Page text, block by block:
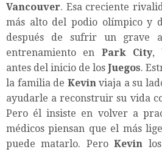
Vancouver. Esa creciente
más alto del podio olímpico y
después de sufrir un grave
entrenamiento en Park City,
antes del inicio de los Juegos.
la familia de Kevinviaja a su
ayudarle a reconstruir su vida
Pero él insiste en volver a
médicos piensan que el más
puede matarlo. PeroKevin